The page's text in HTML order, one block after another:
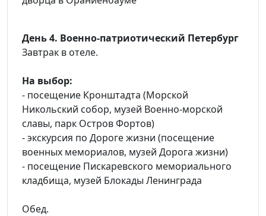
День 4. Военно-патриотический Петербург
Завтрак в отеле.
На выбор:
- посещение Кронштадта (Морской
Никольский собор, музей Военно-морской
славы, парк Остров Фортов)
- экскурсия по Дороге жизни (посещение
военных мемориалов, музей Дорога жизни)
- посещение Пискаревского мемориального
кладбища, музей Блокады Ленинграда
Обед.